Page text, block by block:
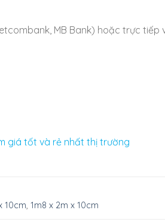
MB Bank) hoặc trực tiếp
giá tốt và rẻ nhất thị trường
10cm,1m8 x 2m x 10cm